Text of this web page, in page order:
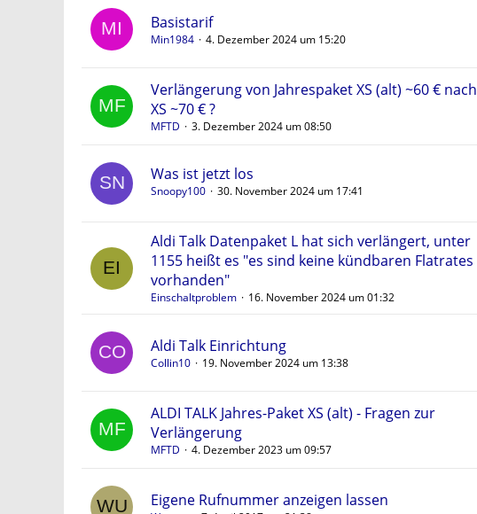
Basistarif
Min1984 4. Dezember 2024 um 15:20
Verlängerung von Jahrespaket XS (alt) ~60 € nach
XS ~70 € ?
MFTD 3. Dezember 2024 um 08:50
Was ist jetzt los
Snoopy100 30. November 2024 um 17:41
Aldi Talk Datenpaket L hat sich verlängert, unter
1155 heißt es "es sind keine kündbaren Flatrates
vorhanden"
Einschaltproblem 16. November 2024 um 01:32
Aldi Talk Einrichtung
Collin10 19. November 2024 um 13:38
ALDI TALK Jahres-Paket XS (alt) - Fragen zur
Verlängerung
MFTD 4. Dezember 2023 um 09:57
Eigene Rufnummer anzeigen lassen